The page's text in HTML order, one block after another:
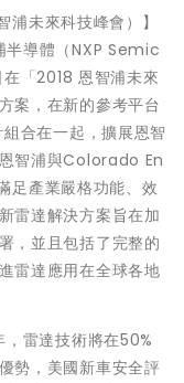
浦未來科技峰會）】
半導體（NXP Semic
「2018 恩智浦未來
案，在新的參考平台
合在一起，擴展恩智
智浦與Colorado En
足產業嚴格功能、效
雷達解決方案旨在加
，並且包括了完整的
雷達應用在全球各地
雷達技術將在50%
勢，美國新車安全評